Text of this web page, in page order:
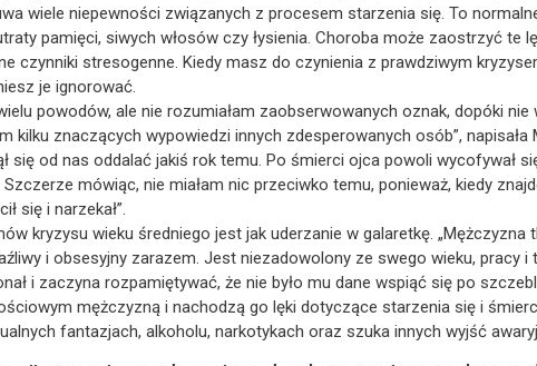
wiele niepewności związanych z procesem starzenia się. To
pamięci, siwych włosów czy łysienia. Choroba może zaostrzyć te
czynniki stresogenne. Kiedy masz do czynienia z prawdziwym
je ignorować.
powodów, ale nie rozumiałam zaobserwowanych oznak, dopóki
kilku znaczących wypowiedzi innych zdesperowanych osób”, napisała
się od nas oddalać jakiś rok temu. Po śmierci ojca powoli wycofywał
mówiąc, nie miałam nic przeciwko temu, ponieważ, kiedy
się i narzekał”.
kryzysu wieku średniego jest jak uderzanie w galaretkę.
i obsesyjny zarazem. Jest niezadowolony ze swego wieku, pracy
i zaczyna rozpamiętywać, że nie było mu dane wspiąć się po
mężczyzną i nachodzą go lęki dotyczące starzenia się i
fantazjach, alkoholu, narkotykach oraz szuka innych wyjść